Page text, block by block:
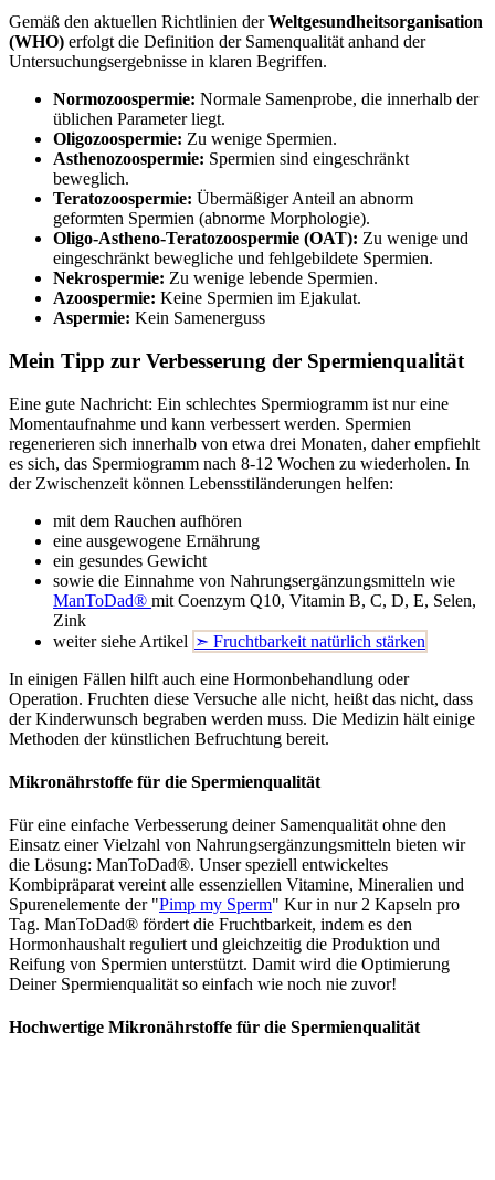
Gemäß den aktuellen Richtlinien derWeltgesundheitsorganisation
(WHO) erfolgt die Definition der Samenqualität anhand der
Untersuchungsergebnisse in klaren Begriffen.
Normozoospermie: Normale Samenprobe, die innerhalb der
üblichen Parameter liegt.
Oligozoospermie: Zu wenige Spermien.
Asthenozoospermie: Spermien sind eingeschränkt
beweglich.
Teratozoospermie: Übermäßiger Anteil an abnorm
geformten Spermien (abnorme Morphologie).
Oligo-Astheno-Teratozoospermie (OAT): Zu wenige und
eingeschränkt bewegliche und fehlgebildete Spermien.
Nekrospermie: Zu wenige lebende Spermien.
Azoospermie: Keine Spermien im Ejakulat.
Aspermie: Kein Samenerguss
Mein Tipp zur Verbesserung der Spermienqualität
Eine gute Nachricht: Ein schlechtes Spermiogramm ist nur eine
Momentaufnahme und kann verbessert werden. Spermien
regenerieren sich innerhalb von etwa drei Monaten, daher empfiehlt
es sich, das Spermiogramm nach 8-12 Wochen zu wiederholen. In
der Zwischenzeit können Lebensstiländerungen helfen:
mit dem Rauchen aufhören
eine ausgewogene Ernährung
ein gesundes Gewicht
sowie die Einnahme von Nahrungsergänzungsmitteln wie
ManToDad® mit Coenzym Q10, Vitamin B, C, D, E, Selen,
Zink
weiter siehe Artikel ➣ Fruchtbarkeit natürlich stärken
In einigen Fällen hilft auch eine Hormonbehandlung oder
Operation. Fruchten diese Versuche alle nicht, heißt das nicht, dass
der Kinderwunsch begraben werden muss. Die Medizin hält einige
Methoden der künstlichen Befruchtung bereit.
Mikronährstoffe für die Spermienqualität
Für eine einfache Verbesserung deiner Samenqualität ohne den
Einsatz einer Vielzahl von Nahrungsergänzungsmitteln bieten wir
die Lösung: ManToDad®. Unser speziell entwickeltes
Kombipräparat vereint alle essenziellen Vitamine, Mineralien und
Spurenelemente der "Pimp my Sperm" Kur in nur 2 Kapseln pro
Tag. ManToDad® fördert die Fruchtbarkeit, indem es den
Hormonhaushalt reguliert und gleichzeitig die Produktion und
Reifung von Spermien unterstützt. Damit wird die Optimierung
Deiner Spermienqualität so einfach wie noch nie zuvor!
Hochwertige Mikronährstoffe für die Spermienqualität